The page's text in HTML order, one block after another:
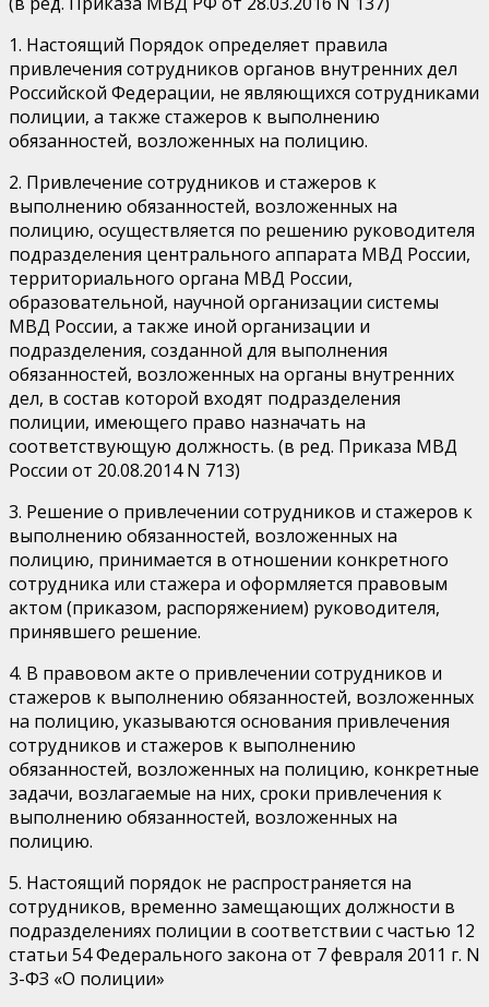
1. Настоящий Порядок определяет правила
привлечения сотрудников органов внутренних дел
Российской Федерации, не являющихся сотрудниками
полиции, а также стажеров к выполнению
обязанностей, возложенных на полицию.
2. Привлечение сотрудников и стажеров к
выполнению обязанностей, возложенных на
полицию, осуществляется по решению руководителя
подразделения центрального аппарата МВД России,
территориального органа МВД России,
образовательной, научной организации системы
МВД России, а также иной организации и
подразделения, созданной для выполнения
обязанностей, возложенных на органы внутренних
дел, в состав которой входят подразделения
полиции, имеющего право назначать на
соответствующую должность. (в ред. Приказа МВД
России от 20.08.2014 N 713)
3. Решение о привлечении сотрудников и стажеров к
выполнению обязанностей, возложенных на
полицию, принимается в отношении конкретного
сотрудника или стажера и оформляется правовым
актом (приказом, распоряжением) руководителя,
принявшего решение.
4. В правовом акте о привлечении сотрудников и
стажеров к выполнению обязанностей, возложенных
на полицию, указываются основания привлечения
сотрудников и стажеров к выполнению
обязанностей, возложенных на полицию, конкретные
задачи, возлагаемые на них, сроки привлечения к
выполнению обязанностей, возложенных на
полицию.
5. Настоящий порядок не распространяется на
сотрудников, временно замещающих должности в
подразделениях полиции в соответствии с частью 12
статьи 54 Федерального закона от 7 февраля 2011 г. N
3-ФЗ «О полиции»